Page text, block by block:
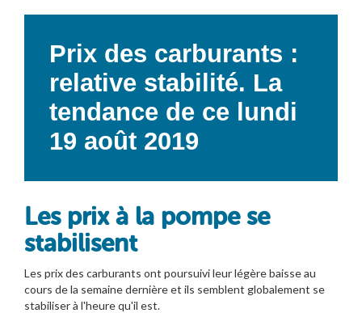
Prix des carburants :
relative stabilité. La
tendance de ce lundi
19 août 2019
Les prix à la pompe se
stabilisent
Les prix des carburants ont poursuivi leur légère baisse au
cours de la semaine dernière et ils semblent globalement se
stabiliser à l'heure qu'il est.